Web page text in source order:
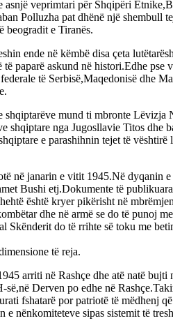
asnjë veprimtari për Shqipëri
Polluzha pat dhënë një
beogradit e Tiranës.
ende në këmbë disa çeta
të paparë askund në histori.Edhe
të Serbisë,Maqedonisë dhe
shqiptarëve mund ti mbronte
shqiptare nga Jugosllavie Titos
e parashihnin tejet të
në janarin e vitit 1945.Në dyqanin
Bushi etj.Dokumente të
është kryer pikërisht në
dhe në armë se do të punoj
Skënderit do të rrihte së toku me
të reja.
arriti në Rashçe dhe atë natë
Derven po edhe në
fshatarë por patriotë të mëdhenj
nënkomiteteve sipas sistemit të